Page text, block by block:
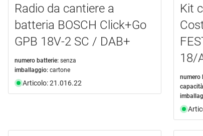
Radio da cantiere a
batteria BOSCH Click+Go
GPB 18V-2 SC / DAB+
numero batterie: senza
imballaggio: cartone
Articolo: 21.016.22
Kit
18/
numero